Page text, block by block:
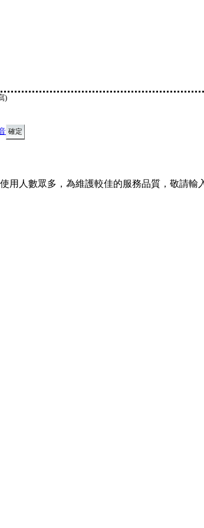
)
用人數眾多，為維護較佳的服務品質，敬請輸